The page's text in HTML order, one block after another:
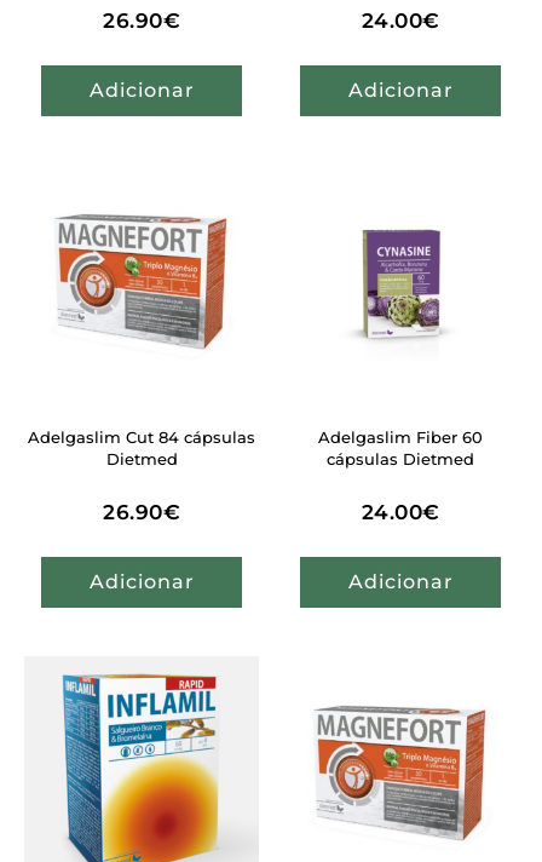
26.90€
Adicionar
24.00€
Adicionar
Adelgaslim Cut 84 cápsulas
Dietmed
26.90€
Adicionar
Adelgaslim Fiber 60
cápsulas Dietmed
24.00€
Adicionar